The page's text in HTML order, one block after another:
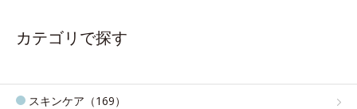
カテゴリで探す
スキンケア（169）